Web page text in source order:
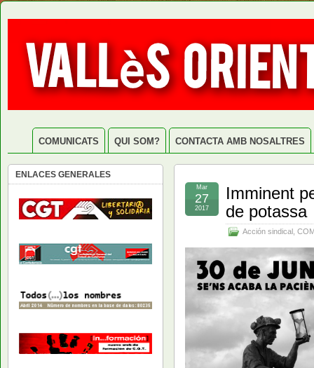
COMUNICATS QUI SOM? CONTACTA AMB NOSALTRES
Imminent
de potassa
Acción sindical
Mar
27
2017
ENLACES GENERALES